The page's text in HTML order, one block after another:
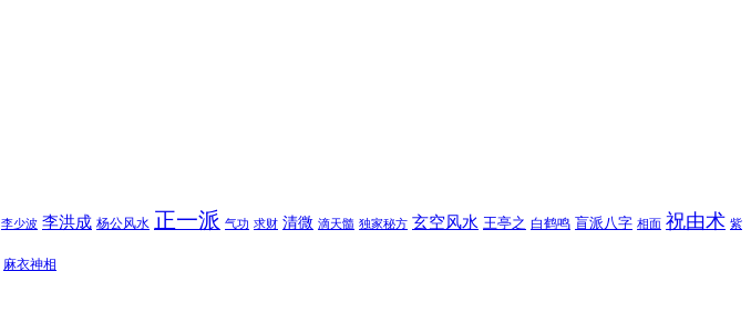
李少波 李洪成 杨公风水 正一派 气功 求财 清微 滴天髓 独家秘方 玄空风水 王亭之 白鹤鸣 盲派八字 相面 祝由术 紫
麻衣神相